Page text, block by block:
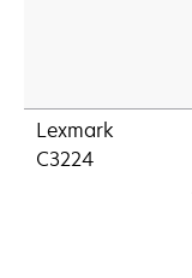
Lexmark
C3224